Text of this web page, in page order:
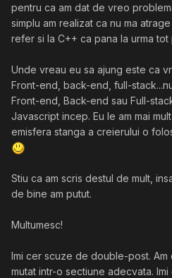
pentru ca am dat de vreo
simplu am realizat ca nu ma
refer si la C++ ca pana la urma
Unde vreau eu sa ajung este ca
Front-end, back-end, full-
Front-end, Back-end sau Full-
Javascript incep. Eu le am mai
emisfera stanga a creierului o
Stiu ca am scris destul de mult,
de bine am putut.
Multumesc!
Imi cer scuze de double-post.
mutat intr-o sectiune adecvata.